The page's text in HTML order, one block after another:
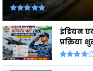
इंडियन
प्रक्रिया